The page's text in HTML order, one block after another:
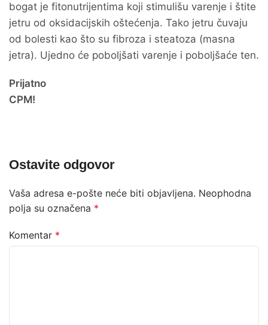
bogat je fitonutrijentima koji stimulišu varenje i štite
jetru od oksidacijskih oštećenja. Tako jetru čuvaju
od bolesti kao što su fibroza i steatoza (masna
jetra). Ujedno će poboljšati varenje i poboljšaće ten.
Prijatno
CPM!
Ostavite odgovor
Vaša adresa e-pošte neće biti objavljena. Neophodna
polja su označena *
Komentar *